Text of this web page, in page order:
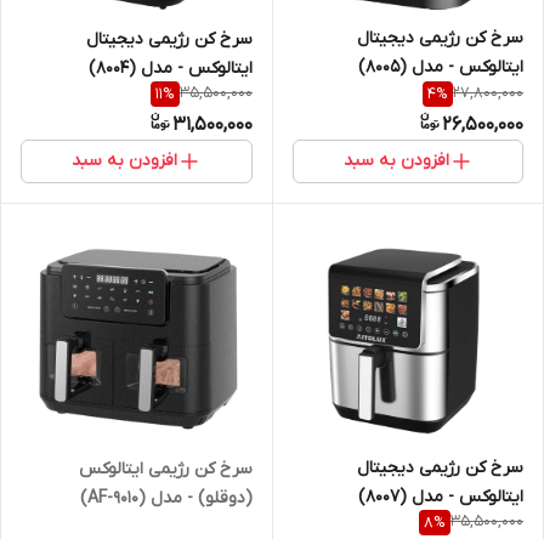
سرخ کن رژیمی دیجیتال
ایتالوکس - مدل (8005)
27,800,000
4%
26,500,000
افزودن به سبد
سرخ کن رژیمی دیجیتال
ایتالوکس - مدل (8004)
35,500,000
11%
31,500,000
افزودن به سبد
سرخ کن رژیمی دیجیتال
ایتالوکس - مدل (8007)
35,500,000
8%
سرخ کن رژیمی ایتالوکس
(دوقلو) - مدل (AF-9010)